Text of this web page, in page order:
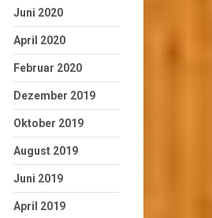
Juni 2020
April 2020
Februar 2020
Dezember 2019
Oktober 2019
August 2019
Juni 2019
April 2019